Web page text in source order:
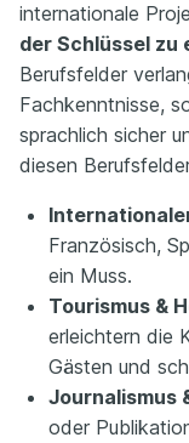
internationale
der Schlüssel
Berufsfelder
Fachkenntnisse,
sprachlich sicher
diesen
Französisch,
ein Muss.
Tourismus &
erleichtern die
Gästen und
Journalismus
oder